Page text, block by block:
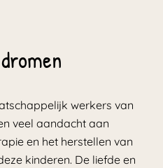
werkers van
veel aandacht aan
en het herstellen van
kinderen. De liefde en